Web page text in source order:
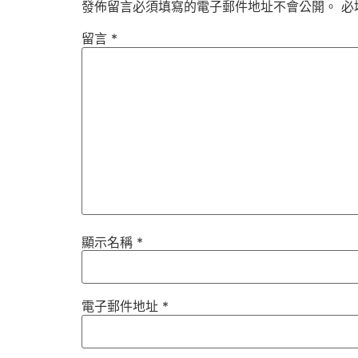
發佈留言必須填寫的電子郵件地址不會公開。 必
留言 *
顯示名稱 *
電子郵件地址 *